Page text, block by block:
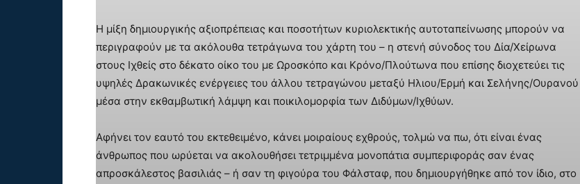
Η μίξη δημιουργικής αξιοπρέπειας και ποσοτήτων κυριολεκτικής αυτοταπείνωσης μπορούν να
περιγραφούν με τα ακόλουθα τετράγωνα του χάρτη του – η στενή σύνοδος του Δία/Χείρωνα
στους Ιχθείς στο δέκατο οίκο του με Ωροσκόπο και Κρόνο/Πλούτωνα που επίσης διοχετεύει τις
υψηλές Δρακωνικές ενέργειες του άλλου τετραγώνου μεταξύ Ηλιου/Ερμή και Σελήνης/Ουρανού
μέσα στην εκθαμβωτική λάμψη και ποικιλομορφία των Διδύμων/Ιχθύων.
Αφήνει τον εαυτό του εκτεθειμένο, κάνει μοιραίους εχθρούς, τολμώ να πω, ότι είναι ένας
άνθρωπος που ωρύεται να ακολουθήσει τετριμμένα μονοπάτια συμπεριφοράς σαν ένας
απροσκάλεστος βασιλιάς – ή σαν τη φιγούρα του Φάλσταφ, που δημιουργήθηκε από τον ίδιο, στο